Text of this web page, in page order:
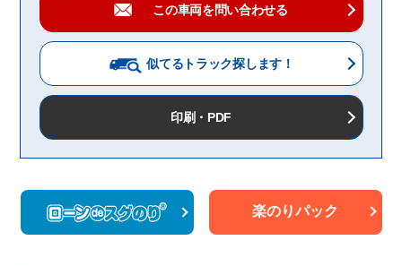
この車両を問い合わせる
似てるトラック探します！
印刷・PDF
楽のりパック